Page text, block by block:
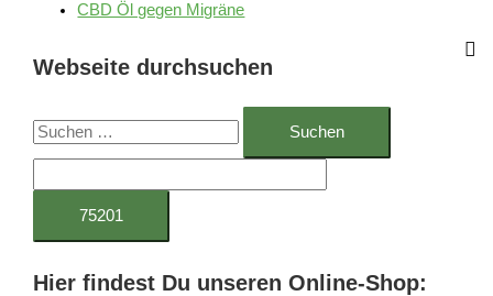
CBD Öl gegen Migräne
Webseite durchsuchen
S
c
n
Hier findest Du unseren Online-Shop: